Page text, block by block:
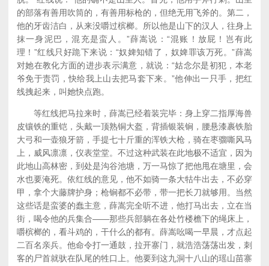
的部落有善用吹筒的，有善用标枪的，但绝无用飞斧的。第二，
他的牙齿洁白，从来没嚼过槟榔。所以他是山下的汉人，往身上
抹一身泥巴，混充是蛮人。”薛嵩说：“混账！放屁！岂有此
理！”红线只好跪下来说：“奴婢知错了，奴婢罪该万死。”薛嵩
对她在教化方面的进步表示满意，就说：“姑念尔是初犯，本老
爷免于责罚，快给我上山去把马套下来。”他伸出一只手，把红
线拽起来，叫她快点跑。
等红线把马拉来时，薛嵩已经着装完毕：身上穿二指厚海兽
皮镶铁的重铠，头戴一顶熟铜大盔，背插银装锏，腰悬漆裹铁胎
大弓和一壶狼牙箭，手提七十斤重的浑铁大枪，骑在枣骝嘶风马
上，威风凛凛，仪表堂堂。不过这种武装在此地极不适宜，因为
此地山高林密，到处是沟谷池塘，万一马惊了把他甩在塘里，会
水也要淹死。依红线的意见，他不如骑一条大牯牛出去，不必穿
甲，拿个大藤牌护身；枪锏都不必带，带一把长刀就够用。当然
这些话是蛮婆的蠢主意，薛嵩完全听不进，他打马出去，立在当
街，喝令他的兵集合——那些兵部躺在各处竹楼檐下的绳床上，
嚼槟榔的，看斗鸡的，干什么的都有。薛嵩吆喝一早晨，才点起
二百名亲兵。他命令打一通鼓，拉开寨门，就浩浩荡荡出发，刺
客的尸首就驮在队尾的牲口上。他要到这九洞十八山的瑶山苗寨